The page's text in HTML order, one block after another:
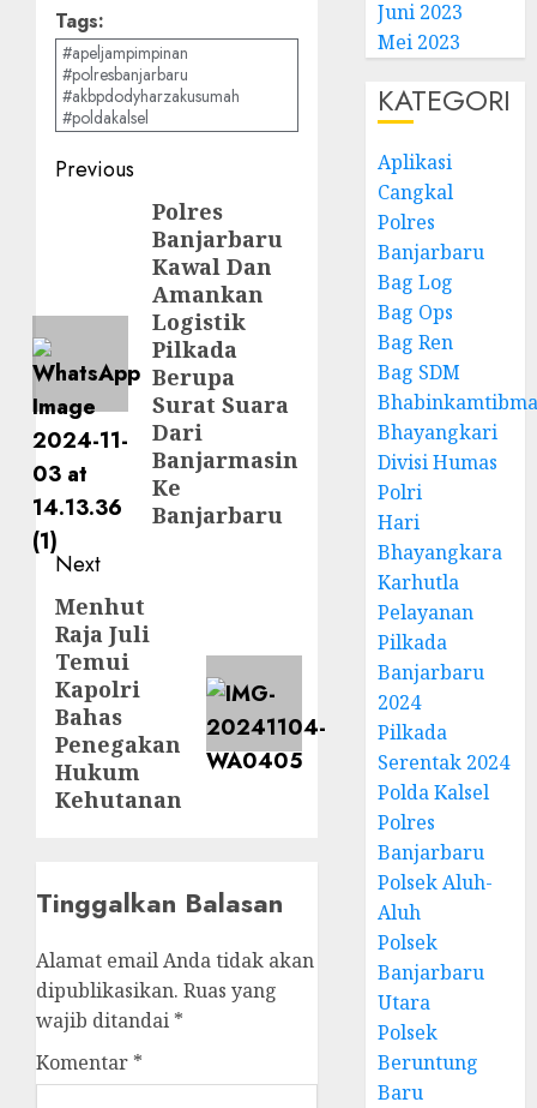
Tags:
#apeljampimpinan
#polresbanjarbaru
#akbpdodyharzakusumah
#poldakalsel
Previous
Polres
Banjarbaru
Kawal Dan
Amankan
Logistik
Pilkada
Berupa
Surat Suara
Dari
Banjarmasin
Ke
Banjarbaru
Next
Menhut
Raja Juli
Temui
Kapolri
Bahas
Penegakan
Hukum
Kehutanan
Tinggalkan Balasan
Alamat email Anda tidak akan
dipublikasikan. Ruas yang
wajib ditandai *
Komentar *
Juni 2023
Mei 2023
KATEGORI
Aplikasi
Cangkal
Polres
Banjarbaru
Bag Log
Bag Ops
Bag Ren
Bag SDM
Bhayangkari
Divisi Humas
Polri
Hari
Bhayangkara
Karhutla
Pelayanan
Pilkada
Banjarbaru
2024
Pilkada
Serentak 2024
Polda Kalsel
Polres
Banjarbaru
Polsek Aluh-
Aluh
Polsek
Banjarbaru
Utara
Polsek
Beruntung
Baru